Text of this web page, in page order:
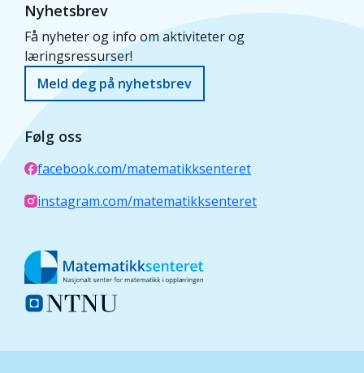
Nyhetsbrev
Få nyheter og info om aktiviteter og
læringsressurser!
Meld deg på nyhetsbrev
Følg oss
facebook.com/matematikksenteret
instagram.com/matematikksenteret